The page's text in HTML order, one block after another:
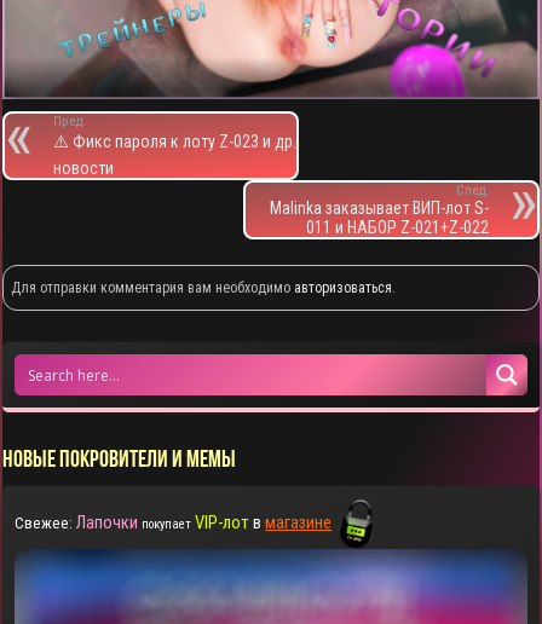
Пред.
⚠️ Фикс пароля к лоту Z-023 и др.
новости
След.
Malinka заказывает ВИП-лот S-
011 и НАБОР Z-021+Z-022
Для отправки комментария вам необходимо авторизоваться.
НОВЫЕ ПОКРОВИТЕЛИ И МЕМЫ
Свежее: Лапочки покупает VIP-лотвмагазине